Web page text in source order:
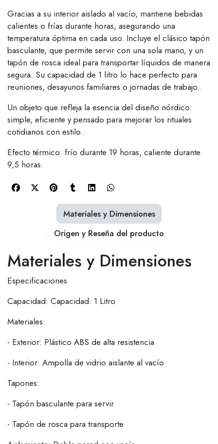
Gracias a su interior aislado al vacío, mantiene bebidas
calientes o frías durante horas, asegurando una
temperatura óptima en cada uso. Incluye el clásico tapón
basculante, que permite servir con una sola mano, y un
tapón de rosca ideal para transportar líquidos de manera
segura. Su capacidad de 1 litro lo hace perfecto para
reuniones, desayunos familiares o jornadas de trabajo..
Un objeto que refleja la esencia del diseño nórdico:
simple, eficiente y pensado para mejorar los rituales
cotidianos con estilo..
Efecto térmico: frío durante 19 horas, caliente durante
9,5 horas.
Materiales y Dimensiones
Especificaciones
Capacidad: Capacidad: 1 Litro
Materiales:
- Exterior: Plástico ABS de alta resistencia
- Interior: Ampolla de vidrio aislante al vacío
Tapones:
- Tapón basculante para servir
- Tapón de rosca para transporte
Materiales y Dimensiones
Origen y Reseña del producto